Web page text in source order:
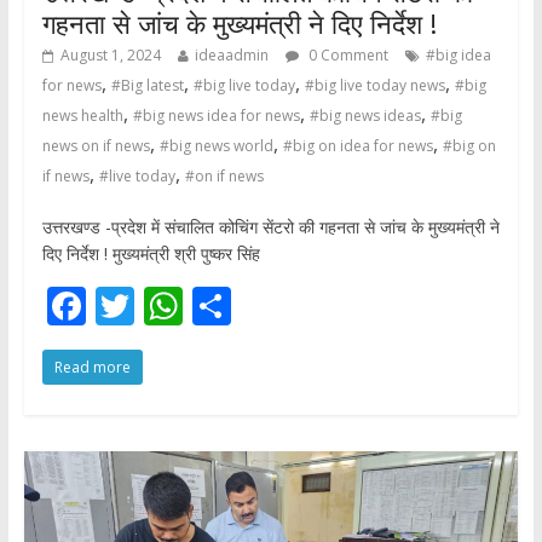
गहनता से जांच के मुख्यमंत्री ने दिए निर्देश !
August 1, 2024 ideaadmin 0 Comment
#big idea
for news, #Big latest, #big live today, #big live today news, #big
news health, #big news idea for news, #big news ideas, #big
news on if news, #big news world, #big on idea for news, #big on
if news, #live today, #on if news
उत्तरखण्ड -प्रदेश में संचालित कोचिंग सेंटरो की गहनता से जांच के मुख्यमंत्री ने
दिए निर्देश ! मुख्यमंत्री श्री पुष्कर सिंह
F
ac
e
o
o
T
w
itt
W
A
p
S
Read more